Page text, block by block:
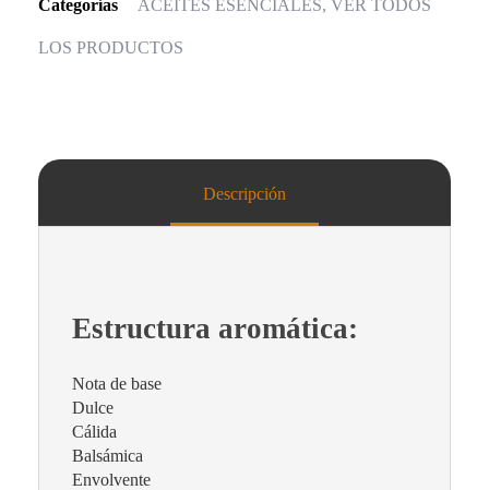
Categorías ACEITES ESENCIALES, VER TODOS
LOS PRODUCTOS
Descripción
Estructura aromática:
Nota de base
Dulce
Cálida
Balsámica
Envolvente